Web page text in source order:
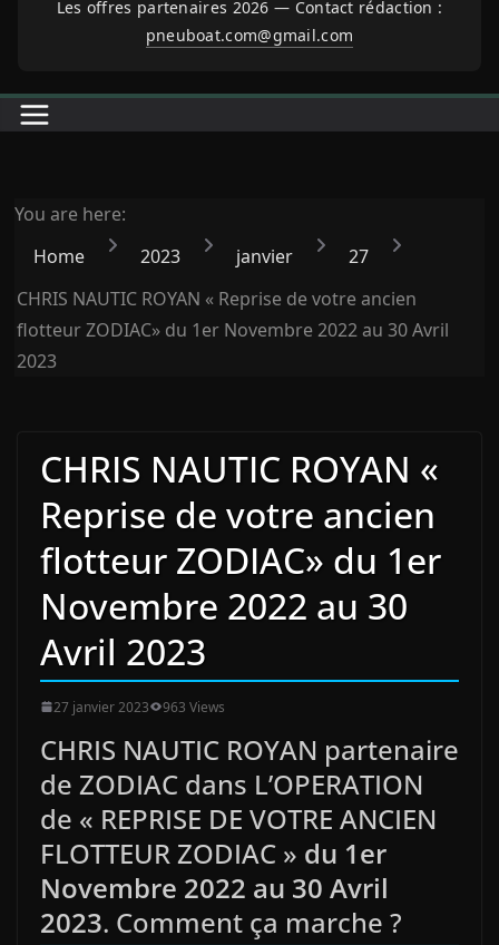
Les offres partenaires 2026 — Contact rédaction :
pneuboat.com@gmail.com
You are here:
Home
2023 janvier
27
CHRIS NAUTIC ROYAN « Reprise de votre ancien
flotteur ZODIAC» du 1er Novembre 2022 au 30 Avril
2023
CHRIS NAUTIC ROYAN «
Reprise de votre ancien
flotteur ZODIAC» du 1er
Novembre 2022 au 30
Avril 2023
27 janvier 2023 963 Views
CHRIS NAUTIC ROYAN partenaire
de ZODIAC dans L’OPERATION
de « REPRISE DE VOTRE ANCIEN
FLOTTEUR ZODIAC » du 1er
Novembre 2022 au 30 Avril
2023. Comment ça marche ?